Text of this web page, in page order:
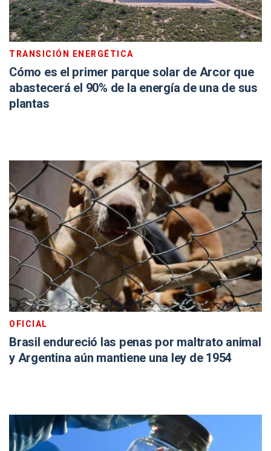
TRANSICIÓN ENERGÉTICA
Cómo es el primer parque solar de Arcor que
abastecerá el 90% de la energía de una de sus
plantas
OFICIAL
Brasil endureció las penas por maltrato animal
y Argentina aún mantiene una ley de 1954